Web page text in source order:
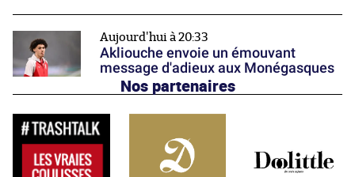
Aujourd'hui à 20:33
Akliouche envoie un émouvant
message d'adieux aux Monégasques
Nos partenaires